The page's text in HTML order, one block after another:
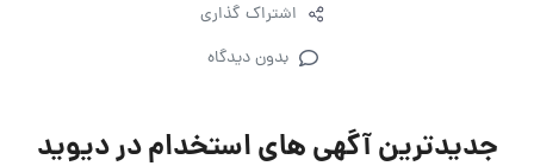
اشتراک گذاری
بدون دیدگاه
جدیدترین آگهی های استخدام در دیوید